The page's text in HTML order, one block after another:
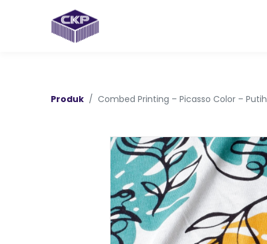
Produk Combed Printing – Picasso Color – Putih